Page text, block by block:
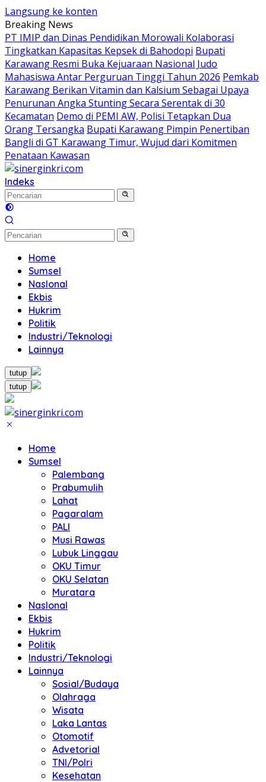
Langsung ke konten
Breaking News
PT IMIP dan Dinas Pendidikan Morowali Kolaborasi
Tingkatkan Kapasitas Kepsek di Bahodopi Bupati
Karawang Resmi Buka Kejuaraan Nasional Judo
Mahasiswa Antar Perguruan Tinggi Tahun 2026 Pemkab
Karawang Berikan Vitamin dan Kalsium Sebagai Upaya
Penurunan Angka Stunting Secara Serentak di 30
Kecamatan Demo di PEMI AW, Polisi Tetapkan Dua
Orang Tersangka Bupati Karawang Pimpin Penertiban
Bangli di GT Karawang Timur, Wujud dari Komitmen
Penataan Kawasan
Indeks
Home
Sumsel
NasIonal
Ekbis
Hukrim
Politik
Industri/Teknologi
Lainnya
tutup
tutup
Home
Sumsel
Palembang
Prabumulih
Lahat
Pagaralam
PALI
Musi Rawas
Lubuk Linggau
OKU Timur
OKU Selatan
Muratara
NasIonal
Ekbis
Hukrim
Politik
Industri/Teknologi
Lainnya
Sosial/Budaya
Olahraga
Wisata
Laka Lantas
Otomotif
Advetorial
TNI/Polri
Kesehatan